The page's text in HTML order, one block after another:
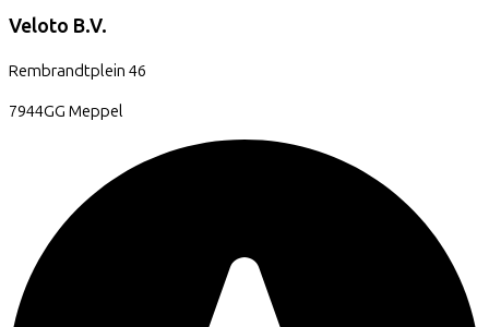
Veloto B.V.
Rembrandtplein 46
7944GG Meppel